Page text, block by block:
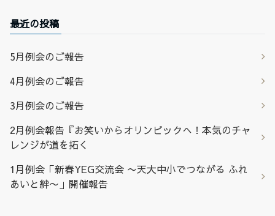
最近の投稿
5月例会のご報告
4月例会のご報告
3月例会のご報告
2月例会報告『お笑いからオリンピックへ！本気のチャ
レンジが道を拓く
1月例会「新春YEG交流会 〜天大中小でつながる ふれ
あいと絆〜」開催報告